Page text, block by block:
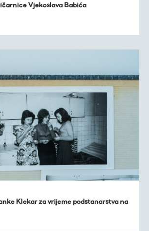
Vjekoslava Babića
Klekar za vrijeme podstanarstva na